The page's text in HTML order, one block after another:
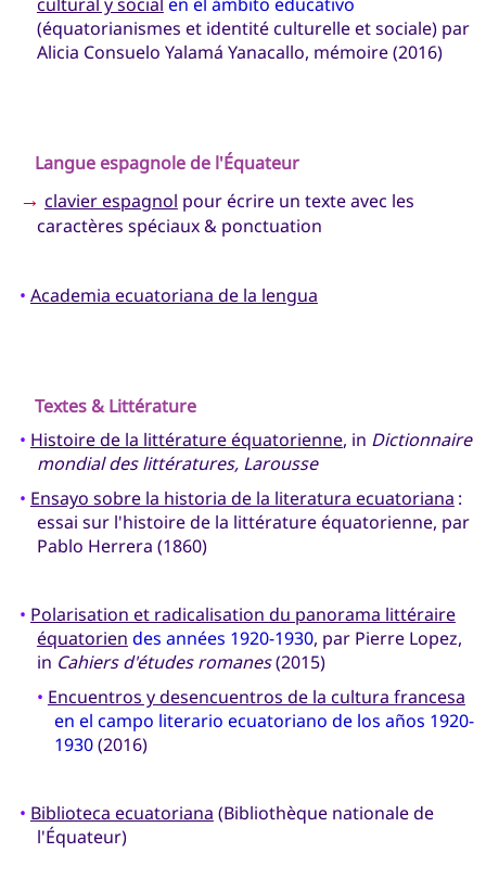
(équatorianismes et identité culturelle et sociale) par
Alicia Consuelo Yalamá Yanacallo, mémoire (2016)
Langue espagnole de l'Équateur
→ clavier espagnol pour écrire un texte avec les
caractères spéciaux & ponctuation
• Academia ecuatoriana de la lengua
Textes & Littérature
• Histoire de la littérature équatorienne, in Dictionnaire
mondial des littératures, Larousse
• Ensayo sobre la historia de la literatura ecuatoriana :
essai sur l'histoire de la littérature équatorienne, par
Pablo Herrera (1860)
• Polarisation et radicalisation du panorama littéraire
équatorien des années 1920-1930, par Pierre Lopez,
in Cahiers d'études romanes(2015)
• Encuentros y desencuentros de la cultura francesa
en el campo literario ecuatoriano de los años 1920-
1930(2016)
• Biblioteca ecuatoriana (Bibliothèque nationale de
l'Équateur)